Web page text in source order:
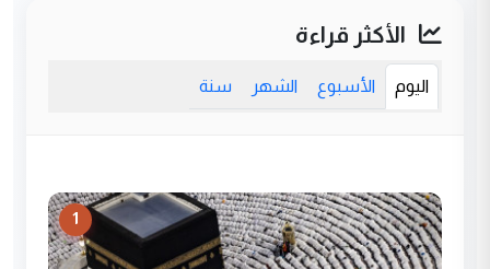
الأكثر قراءة
اليوم الأسبوع الشهر سنة
1